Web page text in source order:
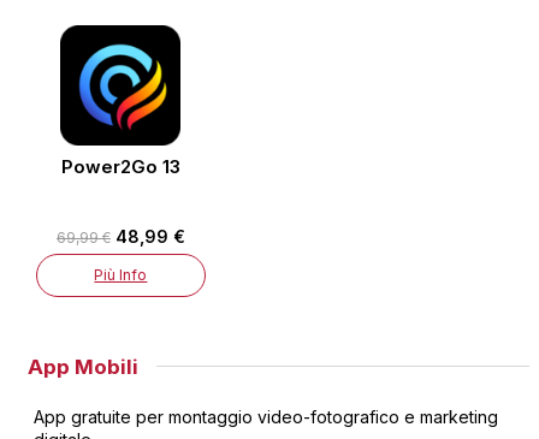
Power2Go 13
69,99 € 48,99 €
Più Info
App Mobili
App gratuite per montaggio video-fotografico e marketing